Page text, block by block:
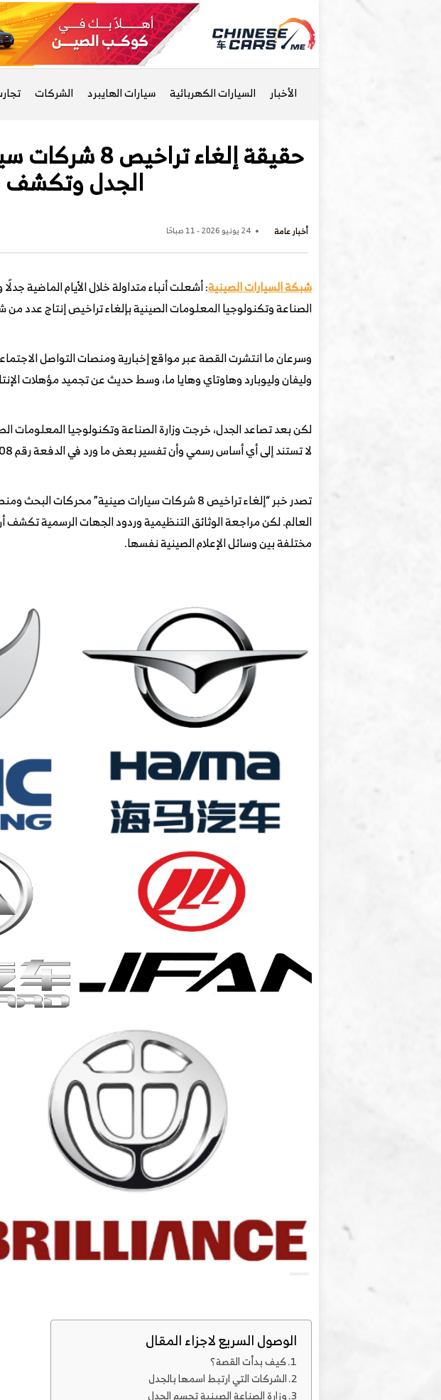
الأخبار السيارات الكهربائية سيارات الهايبرد الشركات
حقيقة إلغاء
الجدل وتكشف
أخبار عامة 24 يونيو 2026 - 11 صباحًا
شبكة السيارات الصينية: أشعلت أنباء متداولة خلال الأيام الماضية
الصناعة وتكنولوجيا المعلومات الصينية بإلغاء تراخيص إنتاج عدد
وسرعان ما انتشرت القصة عبر مواقع إخبارية ومنصات التواصل
وليفان وليوبارد وهاوتاي وهايا ما، وسط حديث عن تجميد مؤهلات
لكن بعد تصاعد الجدل، خرجت وزارة الصناعة وتكنولوجيا المعلومات
لا تستند إلى أي أساس رسمي وأن تفسير بعض ما ورد في الدفعة رقم 408 جاء بصورة غير دقيقة.
تصدر خبر “إلغاء تراخيص 8 شركات سيارات صينية”
العالم. لكن مراجعة الوثائق التنظيمية وردود الجهات الرسمية تكشف
مختلفة بين وسائل الإعلام الصينية نفسها.
الوصول السريع لاجزاء المقال
كيف بدأت القصة؟
الشركات التي ارتبط اسمها بالجدل
وزارة الصناعة الصينية تحسم الجدل